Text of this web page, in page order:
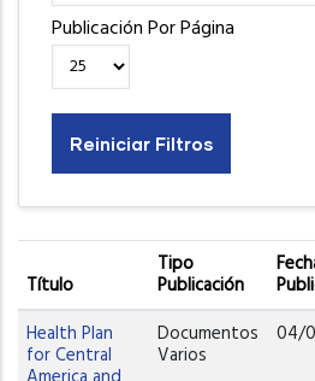
Publicación Por Página
Título
Tipo
Publicación
Health Plan
for Central
Documentos
Varios
04/